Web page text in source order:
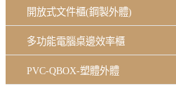
開放式文件櫃(鋼製外體)
多功能電腦桌邊效率櫃
PVC-QBOX-塑體外體